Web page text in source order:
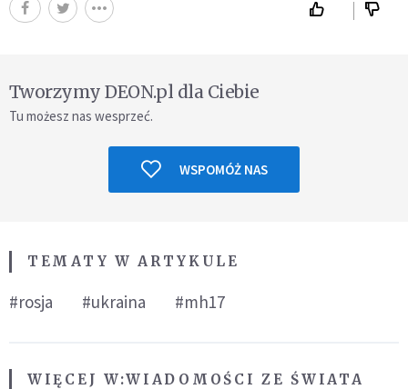
Tworzymy DEON.pl dla Ciebie
Tu możesz nas wesprzeć.
WSPOMÓŻ NAS
TEMATY W ARTYKULE
#rosja #ukraina #mh17
WIĘCEJ W:WIADOMOŚCI ZE ŚWIATA